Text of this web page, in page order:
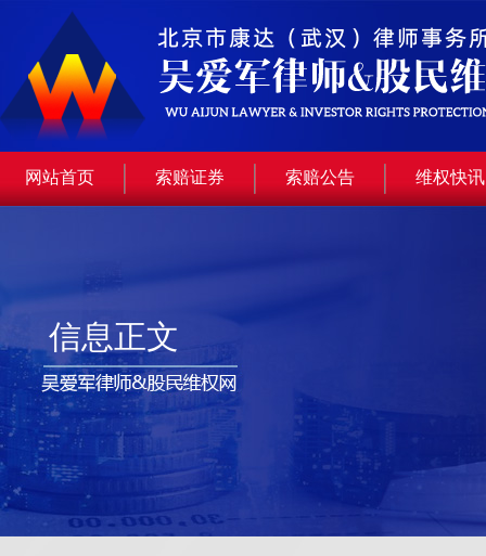
网站首页 索赔证券 索赔公告 维权快讯
信息正文